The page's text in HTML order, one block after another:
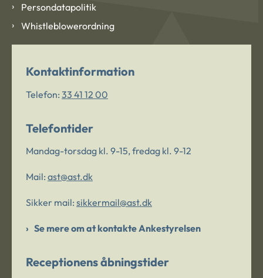
Persondatapolitik
Whistleblowerordning
Kontaktinformation
Telefon: 33 41 12 00
Telefontider
Mandag-torsdag kl. 9-15, fredag kl. 9-12
Mail: ast@ast.dk
Sikker mail: sikkermail@ast.dk
Se mere om at kontakte Ankestyrelsen
Receptionens åbningstider